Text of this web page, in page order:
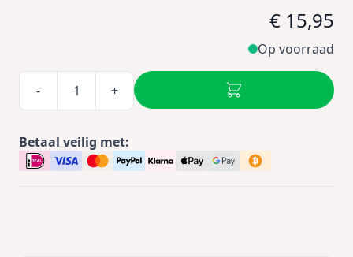
€ 15,95
Op voorraad
- +
Betaal veilig met: